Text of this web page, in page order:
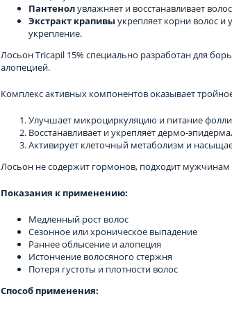
Пантенолувлажняет и восстанавливает
Экстракт крапивы укрепляет корни волос и
укрепление.
Лосьон Tricapil 15% специально разработан для
алопецией.
Комплекс активных компонентов оказывает
Улучшает микроциркуляцию и питание
Восстанавливает и укрепляет дермо-
Активирует клеточный метаболизм и
Лосьон не содержит гормонов, подходит
Показания к применению:
Медленный рост волос
Сезонное или хроническое выпадение
Раннее облысение и алопеция
Истончение волосяного стержня
Потеря густоты и плотности волос
Способ применения: